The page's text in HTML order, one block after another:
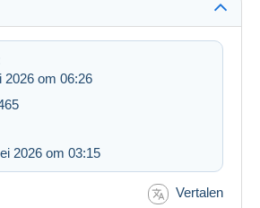
2026 om 06:26
2026 om 03:15
Vertalen